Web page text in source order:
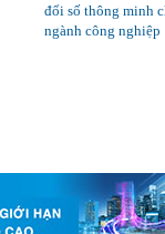
đổi số thông minh
ngành công nghiệp